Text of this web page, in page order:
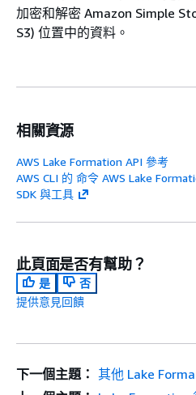
加密和解密 Amazon Simple
S3) 位置中的資料。
相關資源
AWS Lake Formation API 參考
AWS CLI 的 命令 AWS Lake
SDK 與工具
此頁面是否有幫助？
是
否
提供意見回饋
下一個主題： 其他 Lake